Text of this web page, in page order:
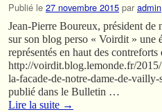
Publié le 27 novembre 2015 par admin
Jean-Pierre Boureux, président de
sur son blog perso « Voirdit » une
représentés en haut des contreforts
http://voirdit.blog.lemonde.fr/
la-facade-de-notre-dame-de-
publié dans le Bulletin …
Lire la suite →